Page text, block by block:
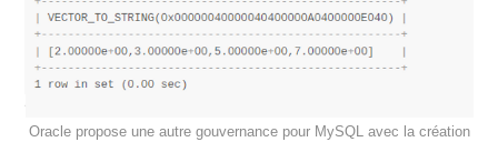
Oracle propose une autre gouvernance pour MySQL avec la création